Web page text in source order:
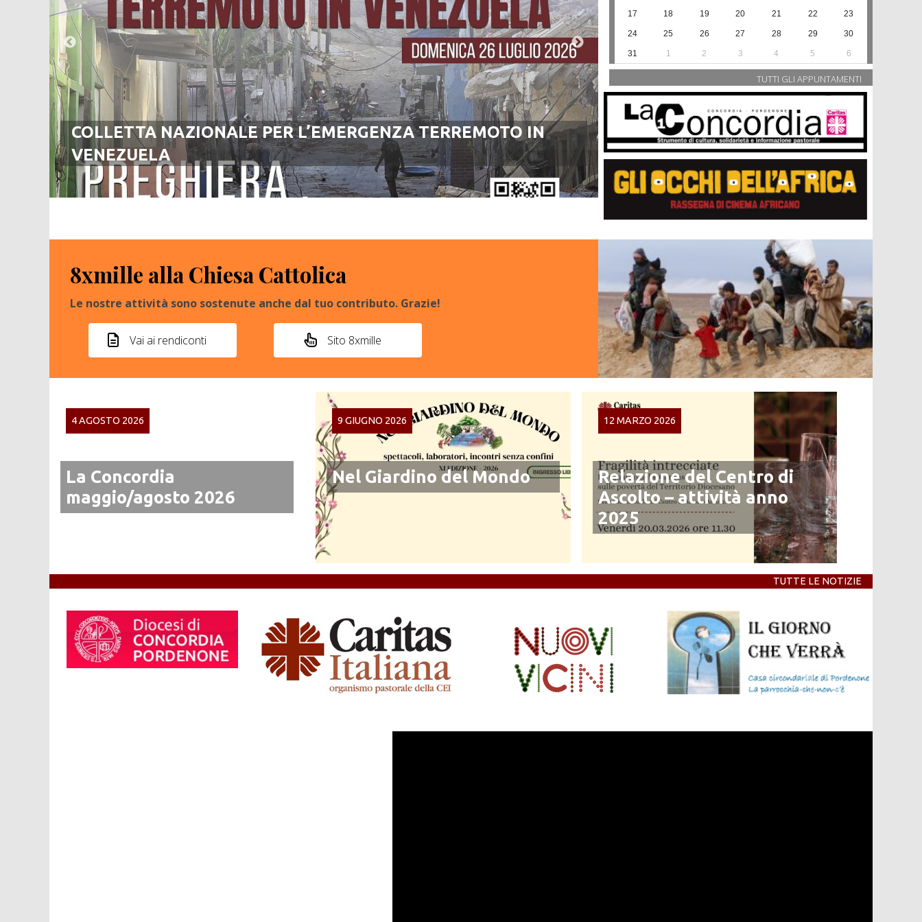
COLLETTA NAZIONALE PER L’EMERGENZA TERREMOTO IN
VENEZUELA
SERVIZIO CIVILE UNIVERSALE/
GRADUATORIE
17 18 19 20 21 22 23
24 25 26 27 28 29 30
31 1 2 3 4 5 6
TUTTI GLI APPUNTAMENTI
8xmille alla Chiesa Cattolica
Le nostre attività sono sostenute anche dal tuo contributo. Grazie!
Vai ai rendiconti Sito 8xmille
4 AGOSTO 2026
La Concordia
maggio/agosto 2026
9 GIUGNO 2026
Nel Giardino del Mondo
12 MARZO 2026
Relazione del Centro di
Ascolto – attività anno
2025
TUTTE LE NOTIZIE